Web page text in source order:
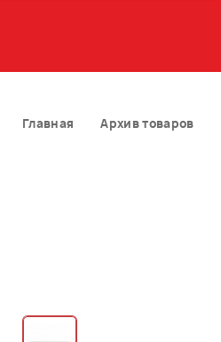
Главная Архив товаров